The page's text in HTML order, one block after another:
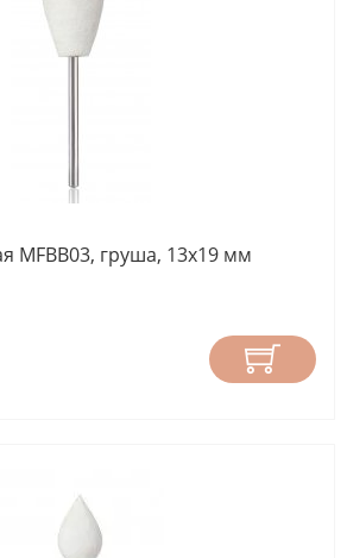
MFBB03, груша, 13х19 мм